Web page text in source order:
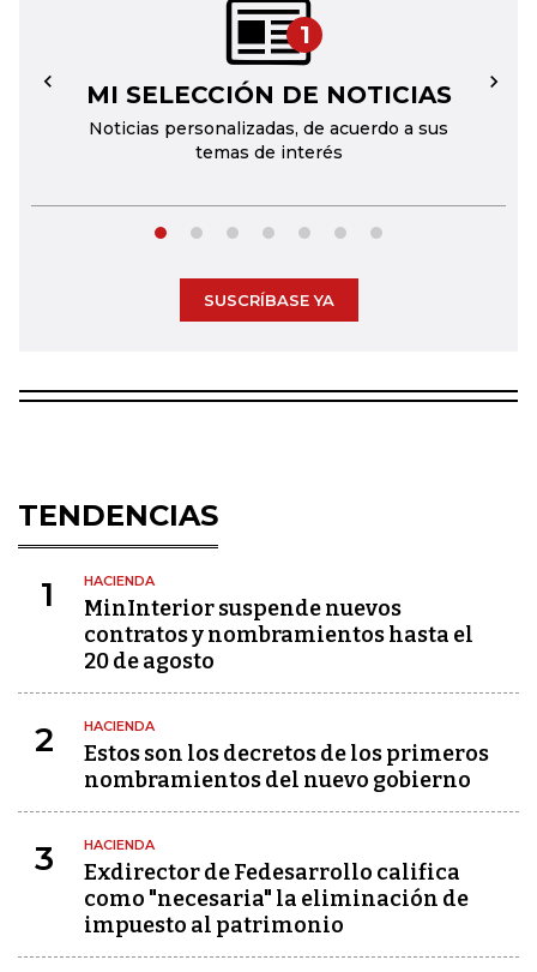
1
MI SELECCIÓN DE NOTICIAS
Noticias personalizadas, de acuerdo a sus
temas de interés
← →
SUSCRÍBASE YA
TENDENCIAS
1 HACIENDA
MinInterior suspende nuevos
contratos y nombramientos hasta el
20 de agosto
2 HACIENDA
Estos son los decretos de los primeros
nombramientos del nuevo gobierno
3 HACIENDA
Exdirector de Fedesarrollo califica
como "necesaria" la eliminación de
impuesto al patrimonio